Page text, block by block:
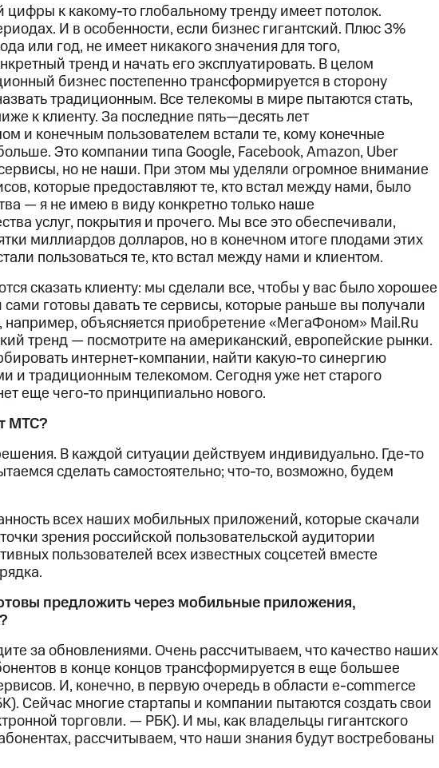
к какому-то глобальному тренду имеет потолок.
И в особенности, если бизнес гигантский. Плюс 3%
или год, не имеет никакого значения для того,
тренд и начать его эксплуатировать. В целом
бизнес постепенно трансформируется в сторону
традиционным. Все телекомы в мире пытаются стать,
к клиенту. За последние пять—десять лет
и конечным пользователем встали те, кому конечные
Это компании типа Google, Facebook, Amazon, Uber
но не наши. При этом мы уделяли огромное внимание
которые предоставляют те, кто встал между нами, было
— я не имею в виду конкретно только наше
услуг, покрытия и прочего. Мы все это обеспечивали,
миллиардов долларов, но в конечном итоге плодами этих
пользоваться те, кто встал между нами и клиентом.
сказать клиенту: мы сделали все, чтобы у вас было хорошее
сами готовы давать те сервисы, которые раньше вы получали
например, объясняется приобретение «МегаФоном» Mail.Ru
тренд — посмотрите на американский, европейские рынки.
интернет-компании, найти какую-то синергию
и традиционным телекомом. Сегодня уже нет старого
еще чего-то принципиально нового.
МТС?
В каждой ситуации действуем индивидуально. Где-то
сделать самостоятельно; что-то, возможно, будем
всех наших мобильных приложений, которые скачали
зрения российской пользовательской аудитории
пользователей всех известных соцсетей вместе
предложить через мобильные приложения,
за обновлениями. Очень рассчитываем, что качество наших
в конце концов трансформируется в еще большее
И, конечно, в первую очередь в области e-commerce
Сейчас многие стартапы и компании пытаются создать свои
торговли. — РБК). И мы, как владельцы гигантского
рассчитываем, что наши знания будут востребованы